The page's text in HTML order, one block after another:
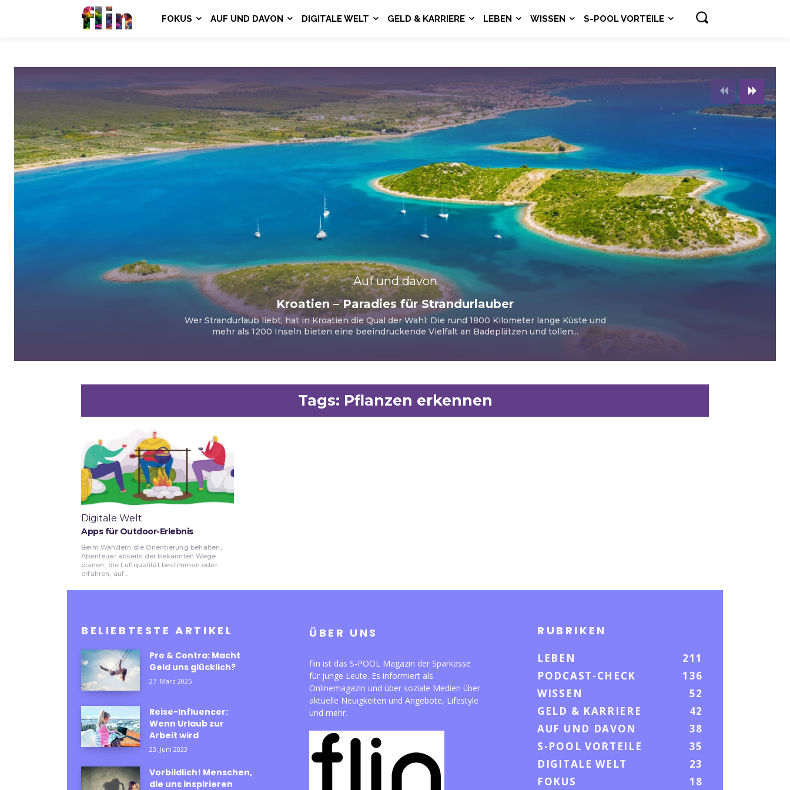
flin FOKUS AUF UND DAVON DIGITALE WELT GELD & KARRIERE LEBEN WISSEN S-POOL VORTEILE
Auf und davon
Kroatien – Paradies für Strandurlauber
Wer Strandurlaub liebt, hat in Kroatien die Qual der Wahl: Die rund 1800 Kilometer lange Küste und
mehr als 1200 Inseln bieten eine beeindruckende Vielfalt an Badeplätzen und tollen...
Tags: Pflanzen erkennen
Digitale Welt
Apps für Outdoor-Erlebnis
Beim Wandern die Orientierung behalten,
Abenteuer abseits der bekannten Wege
planen, die Luftqualität bestimmen oder
erfahren, auf...
BELIEBTESTE ARTIKEL
Pro & Contra: Macht
Geld uns glücklich?
27. März 2025
Reise-Influencer:
Wenn Urlaub zur
Arbeit wird
23. Juni 2023
Vorbildlich! Menschen,
die uns inspirieren
ÜBER UNS
flin ist das S-POOL Magazin der Sparkasse
für junge Leute. Es informiert als
Onlinemagazin und über soziale Medien über
aktuelle Neuigkeiten und Angebote, Lifestyle
und mehr.
RUBRIKEN
LEBEN
211
PODCAST-CHECK
136
WISSEN
52
GELD & KARRIERE
42
AUF UND DAVON
38
S-POOL VORTEILE
35
DIGITALE WELT
23
FOKUS
18